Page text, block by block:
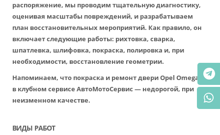
распоряжение, мы проводим тщательную диагностику,
оценивая масштабы повреждений, и разрабатываем
план восстановительных мероприятий. Как правило, он
включает следующие работы: рихтовка, сварка,
шпатлевка, шлифовка, покраска, полировка и, при
необходимости, восстановление геометрии.
Напоминаем, что покраска и ремонт двери Opel Omega B
в клубном сервисе АвтоМотоСервис — недорогой, при
неизменном качестве.
ВИДЫ РАБОТ